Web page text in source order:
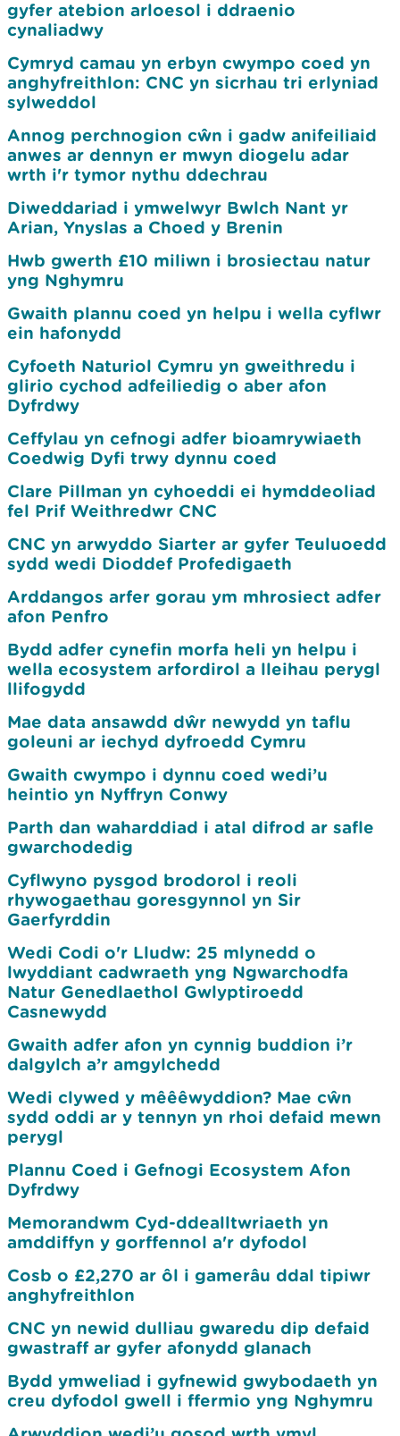
gyfer atebion arloesol i ddraenio
cynaliadwy
Cymryd camau yn erbyn cwympo coed yn
anghyfreithlon: CNC yn sicrhau tri erlyniad
sylweddol
Annog perchnogion cŵn i gadw anifeiliaid
anwes ar dennyn er mwyn diogelu adar
wrth i'r tymor nythu ddechrau
Diweddariad i ymwelwyr Bwlch Nant yr
Arian, Ynyslas a Choed y Brenin
Hwb gwerth £10 miliwn i brosiectau natur
yng Nghymru
Gwaith plannu coed yn helpu i wella cyflwr
ein hafonydd
Cyfoeth Naturiol Cymru yn gweithredu i
glirio cychod adfeiliedig o aber afon
Dyfrdwy
Ceffylau yn cefnogi adfer bioamrywiaeth
Coedwig Dyfi trwy dynnu coed
Clare Pillman yn cyhoeddi ei hymddeoliad
fel Prif Weithredwr CNC
CNC yn arwyddo Siarter ar gyfer Teuluoedd
sydd wedi Dioddef Profedigaeth
Arddangos arfer gorau ym mhrosiect adfer
afon Penfro
Bydd adfer cynefin morfa heli yn helpu i
wella ecosystem arfordirol a lleihau perygl
llifogydd
Mae data ansawdd dŵr newydd yn taflu
goleuni ar iechyd dyfroedd Cymru
Gwaith cwympo i dynnu coed wedi’u
heintio yn Nyffryn Conwy
Parth dan waharddiad i atal difrod ar safle
gwarchodedig
Cyflwyno pysgod brodorol i reoli
rhywogaethau goresgynnol yn Sir
Gaerfyrddin
Wedi Codi o'r Lludw: 25 mlynedd o
lwyddiant cadwraeth yng Ngwarchodfa
Natur Genedlaethol Gwlyptiroedd
Casnewydd
Gwaith adfer afon yn cynnig buddion i’r
dalgylch a’r amgylchedd
Wedi clywed y mêêêwyddion? Mae cŵn
sydd oddi ar y tennyn yn rhoi defaid mewn
perygl
Plannu Coed i Gefnogi Ecosystem Afon
Dyfrdwy
Memorandwm Cyd-ddealltwriaeth yn
amddiffyn y gorffennol a'r dyfodol
Cosb o £2,270 ar ôl i gamerâu ddal tipiwr
anghyfreithlon
CNC yn newid dulliau gwaredu dip defaid
gwastraff ar gyfer afonydd glanach
Bydd ymweliad i gyfnewid gwybodaeth yn
creu dyfodol gwell i ffermio yng Nghymru